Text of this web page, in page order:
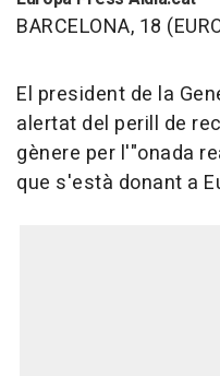
BARCELONA, 18
El president de la
alertat del perill de
gènere per l'"onada
que s'està donant a